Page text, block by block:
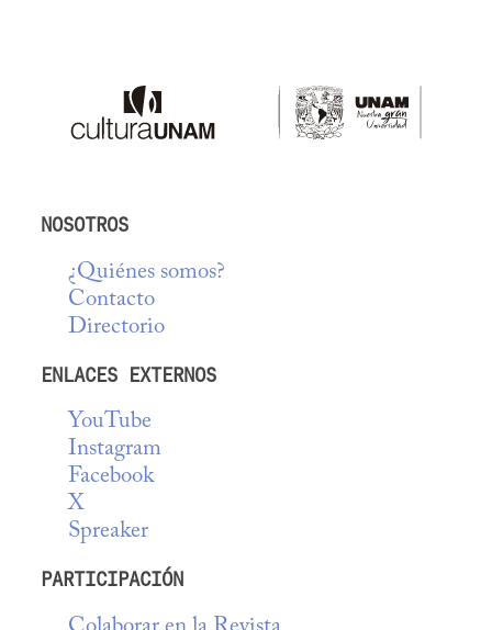
NOSOTROS
¿Quiénes somos?
Contacto
Directorio
ENLACES EXTERNOS
YouTube
Instagram
Facebook
X
Spreaker
PARTICIPACIÓN